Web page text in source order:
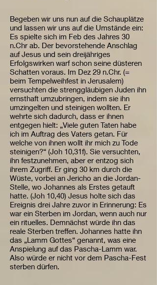
Begeben wir uns nun auf die Schauplätze
und lassen wir uns auf die Umstände ein:
Es spielte sich im Feb des Jahres 30
n.Chr ab. Der bevorstehende Anschlag
auf Jesus und sein dreijähriges
Erfolgswirken warf schon seine düsteren
Schatten voraus. Im Dez 29 n.Chr. (=
beim Tempelweihfest in Jerusalem)
versuchten die strenggläubigen Juden ihn
ernsthaft umzubringen, indem sie ihn
umzingelten und steinigen wollten. Er
wehrte sich dadurch, dass er ihnen
entgegen hielt: „Viele guten Taten habe
ich im Auftrag des Vaters getan. Für
welche von ihnen wollt ihr mich zu Tode
steinigen?“ (Joh 10,31f). Sie versuchten,
ihn festzunehmen, aber er entzog sich
ihrem Zugriff. Er ging 30 km durch die
Wüste, vorbei an Jericho an die Jordan-
Stelle, wo Johannes als Erstes getauft
hatte. (Joh 10,40) Jesus holte sich das
Ereignis drei Jahre zuvor in Erinnerung: Es
war ein Sterben im Jordan, wenn auch nur
ein rituelles. Demnächst würde ihn das
reale Sterben treffen. Johannes hatte ihn
das „Lamm Gottes“ genannt, was eine
Anspielung auf das Pascha-Lamm war.
Also würde er nicht vor dem Pascha-Fest
sterben dürfen.